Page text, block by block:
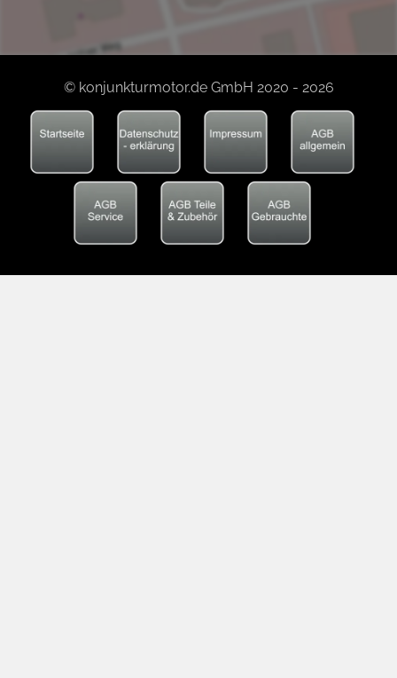
© konjunkturmotor.de GmbH 2020 - 2026